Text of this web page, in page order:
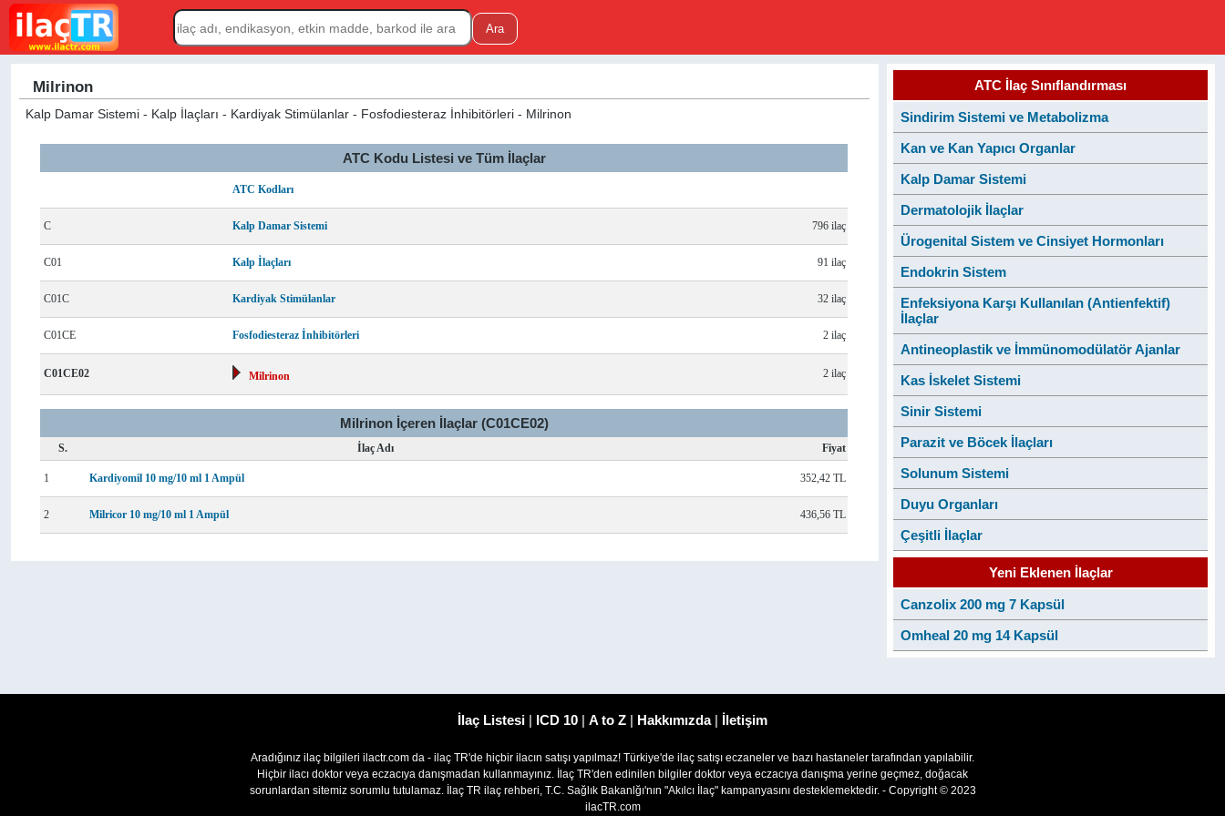
Milrinon
Kalp Damar Sistemi - Kalp İlaçları - Kardiyak Stimülanlar - Fosfodiesteraz İnhibitörleri - Milrinon
ATC Kodu Listesi ve Tüm İlaçlar
ATC Kodları
C Kalp Damar Sistemi 796 ilaç
C01 Kalp İlaçları 91 ilaç
C01C Kardiyak Stimülanlar 32 ilaç
C01CE Fosfodiesteraz İnhibitörleri 2 ilaç
C01CE02 Milrinon 2 ilaç
Milrinon İçeren İlaçlar (C01CE02)
S. İlaç Adı Fiyat
1 Kardiyomil 10 mg/10 ml 1 Ampül 352,42 TL
2 Milricor 10 mg/10 ml 1 Ampül 436,56 TL
ATC İlaç Sınıflandırması
Sindirim Sistemi ve Metabolizma
Kan ve Kan Yapıcı Organlar
Kalp Damar Sistemi
Dermatolojik İlaçlar
Ürogenital Sistem ve Cinsiyet Hormonları
Endokrin Sistem
Enfeksiyona Karşı Kullanılan (Antienfektif)
İlaçlar
Antineoplastik ve İmmünomodülatör Ajanlar
Kas İskelet Sistemi
Sinir Sistemi
Parazit ve Böcek İlaçları
Solunum Sistemi
Duyu Organları
Çeşitli İlaçlar
Yeni Eklenen İlaçlar
Canzolix 200 mg 7 Kapsül
Omheal 20 mg 14 Kapsül
İlaç Listesi | ICD 10 | A to Z | Hakkımızda| İletişim
Aradığınız ilaç bilgileri ilactr.com da - ilaç TR'de hiçbir ilacın satışı yapılmaz! Türkiye'de ilaç satışı eczaneler ve bazı hastaneler tarafından yapılabilir.
Hiçbir ilacı doktor veya eczacıya danışmadan kullanmayınız. İlaç TR'den edinilen bilgiler doktor veya eczacıya danışma yerine geçmez, doğacak
sorunlardan sitemiz sorumlu tutulamaz. İlaç TR ilaç rehberi, T.C. Sağlık Bakanlğı'nın "Akılcı İlaç" kampanyasını desteklemektedir. - Copyright © 2023
ilacTR.com